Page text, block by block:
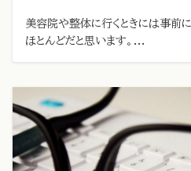
美容院や整体に行くときには事前
ほとんどだと思います。...